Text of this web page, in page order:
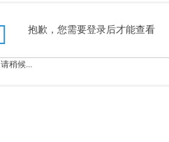
抱歉，您需要登录后才能查看
请稍候...